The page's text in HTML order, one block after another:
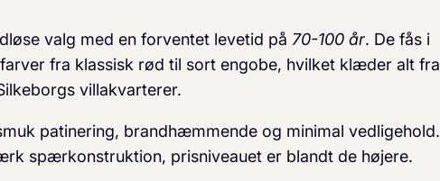
valg med en forventet levetid på 70-100 år. De fås i
fra klassisk rød til sort engobe, hvilket klæder alt fra
villakvarterer.
patinering, brandhæmmende og minimal vedligehold.
spærkonstruktion, prisniveauet er blandt de højere.